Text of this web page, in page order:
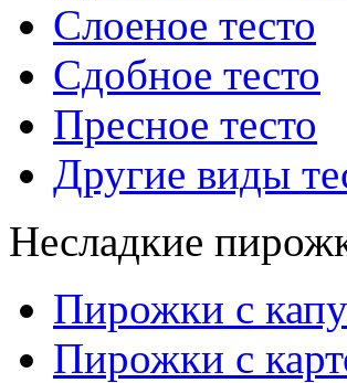
Слоеное тесто
Сдобное тесто
Пресное тесто
Другие виды
Несладкие
Пирожки с
Пирожки с